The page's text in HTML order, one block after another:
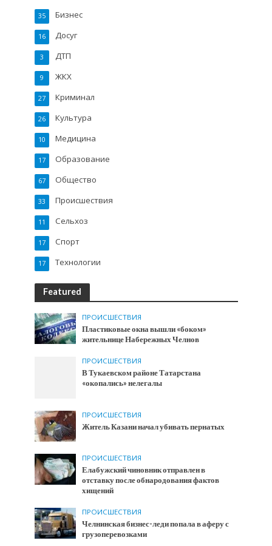
Бизнес
35
Досуг
16
ДТП
3
ЖКХ
9
Криминал
27
Культура
26
Медицина
10
Образование
17
Общество
67
Происшествия
33
Сельхоз
11
Спорт
17
Технологии
17
Featured
ПРОИСШЕСТВИЯ
Пластиковые окна вышли «боком»
жительнице Набережных Челнов
ПРОИСШЕСТВИЯ
В Тукаевском районе Татарстана
«окопались» нелегалы
ПРОИСШЕСТВИЯ
Житель Казани начал убивать пернатых
ПРОИСШЕСТВИЯ
Елабужский чиновник отправлен в
отставку после обнародования фактов
хищений
ПРОИСШЕСТВИЯ
Челнинская бизнес-леди попала в аферу с
грузоперевозками